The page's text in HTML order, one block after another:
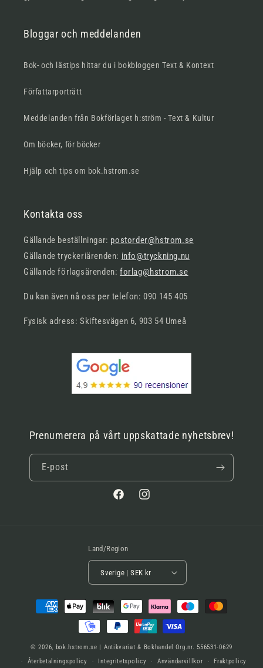
Bloggar och meddelanden
Bok- och lästips hittar du i bokbloggen Text & Kontext
Författarporträtt
Meddelanden från Bokförlaget h:ström - Text & Kultur
Om böcker, för böcker
Hjälp och tips om bok.hstrom.se
Kontakta oss
Gällande beställningar: postorder@hstrom.se
Gällande tryckeriärenden: info@tryckning.nu
Gällande förlagsärenden:forlag@hstrom.se
Du kan även nå oss per telefon: 090 145 405
Fysisk adress: Skiftesvägen 6, 903 54 Umeå
Prenumerera på vårt uppskattade nyhetsbrev!
E-post
FacebookInstagram
Land/Region
Sverige | SEK kr
Betalningsmetoder
© 2026, bok.hstrom.se | Antikvariat & Bokhandel Org.nr. 556531-0629
Återbetalningspolicy
Integritetspolicy Användarvillkor Fraktpolicy